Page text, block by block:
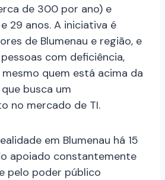
de 300 por ano) e
29 anos. A iniciativa é
de Blumenau e região, e
com deficiência,
quem está acima da
busca um
no mercado de TI.
em Blumenau há 15
apoiado constantemente
pelo poder público